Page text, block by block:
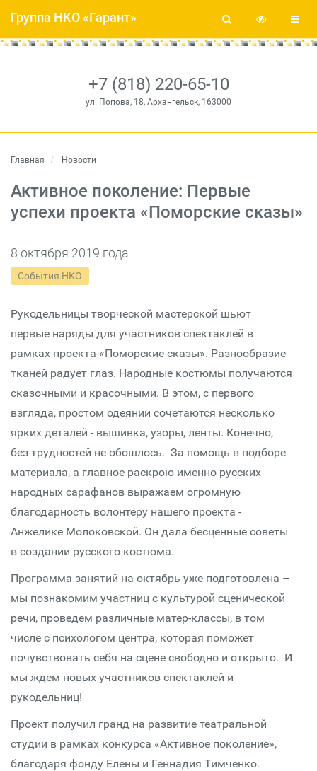
+7 (818) 220-65-10
ул. Попова, 18, Архангельск, 163000
Группа НКО «Гарант»
Главная Новости
Активное поколение: Первые
успехи проекта «Поморские сказы»
8 октября 2019 года
События НКО
Рукодельницы творческой мастерской шьют
первые наряды для участников спектаклей в
рамках проекта «Поморские сказы». Разнообразие
тканей радует глаз. Народные костюмы получаются
сказочными и красочными. В этом, с первого
взгляда, простом одеянии сочетаются несколько
ярких деталей - вышивка, узоры, ленты. Конечно,
без трудностей не обошлось. За помощь в подборе
материала, а главное раскрою именно русских
народных сарафанов выражаем огромную
благодарность волонтеру нашего проекта -
Анжелике Молоковской. Он дала бесценные советы
в создании русского костюма.
Программа занятий на октябрь уже подготовлена –
мы познакомим участниц с культурой сценической
речи, проведем различные матер-классы, в том
числе с психологом центра, которая поможет
почувствовать себя на сцене свободно и открыто. И
мы ждем новых участников спектаклей и
рукодельниц!
Проект получил гранд на развитие театральной
студии в рамках конкурса «Активное поколение»,
благодаря фонду Елены и Геннадия Тимченко.